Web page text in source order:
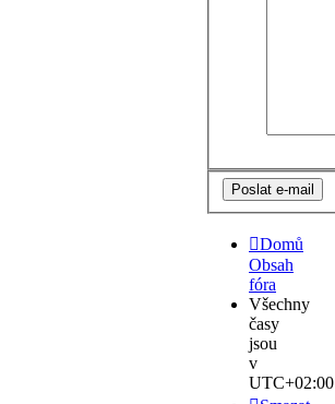
Domů
Obsah
fóra
Všechny
časy
jsou
v
UTC+02:00